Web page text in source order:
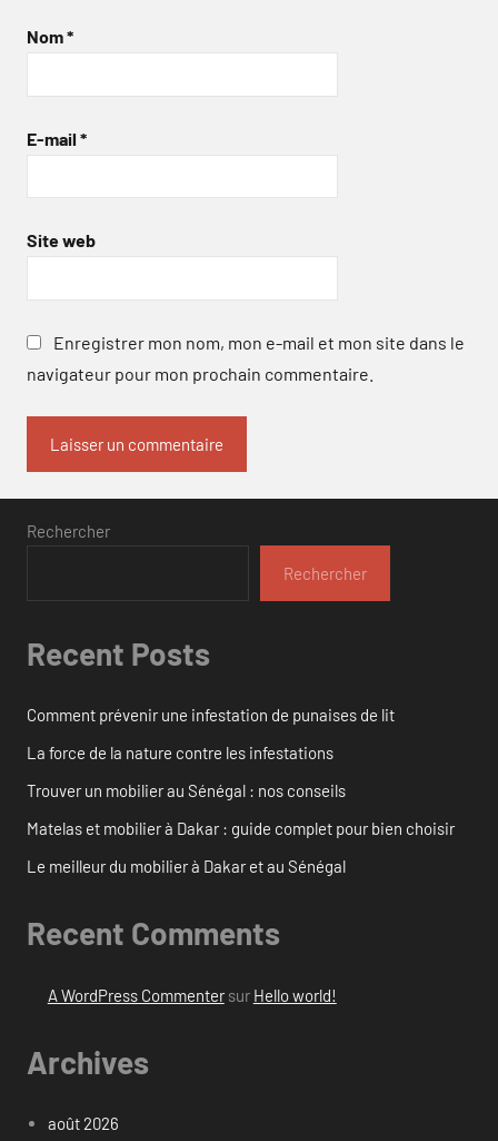
Nom*
E-mail *
Site web
Enregistrer mon nom, mon e-mail et mon site dans le
navigateur pour mon prochain commentaire.
Rechercher
Rechercher
Recent Posts
Comment prévenir une infestation de punaises de lit
La force de la nature contre les infestations
Trouver un mobilier au Sénégal : nos conseils
Matelas et mobilier à Dakar : guide complet pour bien choisir
Le meilleur du mobilier à Dakar et au Sénégal
Recent Comments
A WordPress Commentersur Hello world!
Archives
août 2026